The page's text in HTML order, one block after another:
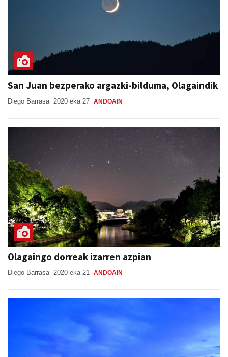
San Juan bezperako argazki-bilduma, Olagaindik
Diego Barrasa 2020 eka 27 ANDOAIN
Olagaingo dorreak izarren azpian
Diego Barrasa 2020 eka 21 ANDOAIN